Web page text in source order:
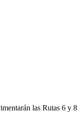
las Rutas 6 y 8